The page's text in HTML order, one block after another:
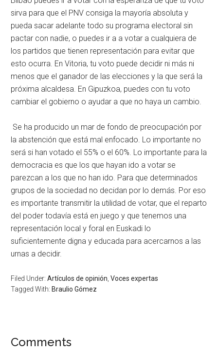
sirva para que el PNV consiga la mayoría absoluta y
pueda sacar adelante todo su programa electoral sin
pactar con nadie, o puedes ir a a votar a cualquiera de
los partidos que tienen representación para evitar que
esto ocurra. En Vitoria, tu voto puede decidir ni más ni
menos que el ganador de las elecciones y la que será la
próxima alcaldesa. En Gipuzkoa, puedes con tu voto
cambiar el gobierno o ayudar a que no haya un cambio.
Se ha producido un mar de fondo de preocupación por
la abstención que está mal enfocado. Lo importante no
será si han votado el 55% o el 60%. Lo importante para la
democracia es que los que hayan ido a votar se
parezcan a los que no han ido. Para que determinados
grupos de la sociedad no decidan por lo demás. Por eso
es importante transmitir la utilidad de votar, que el reparto
del poder todavía está en juego y que tenemos una
representación local y foral en Euskadi lo
suficientemente digna y educada para acercarnos a las
urnas a decidir.
Filed Under:Artículos de opinión ,Voces expertas
Tagged With: Braulio Gómez
Comments